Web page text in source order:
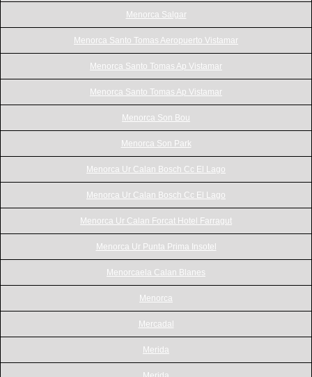
Menorca Salgar
Menorca Santo Tomas Aeropuerto Vistamar
Menorca Santo Tomas Ap Vistamar
Menorca Santo Tomas Ap Vistamar
Menorca Son Bou
Menorca Son Park
Menorca Ur Calan Bosch Cc El Lago
Menorca Ur Calan Bosch Cc El Lago
Menorca Ur Calan Forcat Hotel Farragut
Menorca Ur Punta Prima Insotel
Menorcaela Calan Blanes
Menorca
Mercadal
Merida